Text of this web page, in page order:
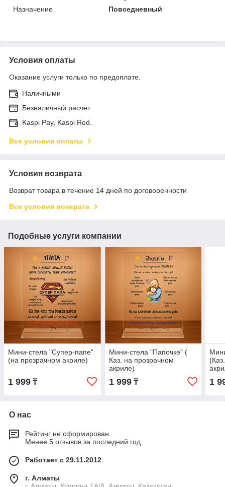
Назначение
Повседневный
Условия оплаты
Оказание услуги только по предоплате.
Наличными
Безналичный расчет
Kaspi Pay, Kaspi Red.
Все условия оплаты
Условия возврата
Возврат товара в течение 14 дней по договоренности
Все условия возврата
Подобные услуги компании
Мини-стела "Супер-папе"
(на прозрачном акриле)
1 999 ₸
Мини-стела "Папочке" (
Каз. на прозрачном
акриле)
1 999₸ 1
О нас
Рейтинг не сформирован
Менее 5 отзывов за последний год
Работает с 29.11.2012
г. Алматы